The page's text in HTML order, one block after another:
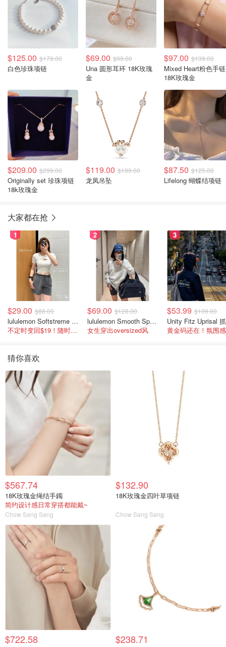
$125.00 $179.00
白色珍珠项链
$69.00 $99.00
Una 圆形耳环 18K玫瑰
金
$97.00 $139.00
Mixed Heart粉色手链
18K玫瑰金
$209.00 $299.00
Originally set 珍珠项链
18k玫瑰金
$119.00 $199.00
龙凤吊坠
$87.50 $125.00
Lifelong 蝴蝶结项链
大家都在抢
1
$29.00 $88.00
lululemon Softstreme 女士高腰短裤 10cm
不定时变回$19！随时点进来看
2
$69.00 $128.00
lululemon Smooth Spacer 经典卫衣
女生穿出oversized风
3
$53.99 $109.00
猜你喜欢
$567.74
18K玫瑰金绳结手鐲
简约设计感日常穿搭都能戴~
Chow Sang Sang
$132.90
18K玫瑰金四叶草项链
Chow Sang Sang
$722.58 $238.71